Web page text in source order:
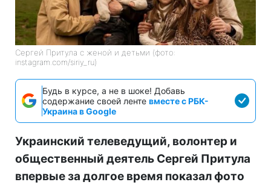
Сергей Притула с женой и детьми (фото:
instagram.com/siriy_ru)
Будь в курсе, а не в шоке! Добавь
содержание своей ленте вместе с РБК-
Украина в Google
Украинский телеведущий, волонтер и
общественный деятель Сергей Притула
впервые за долгое время показал фото